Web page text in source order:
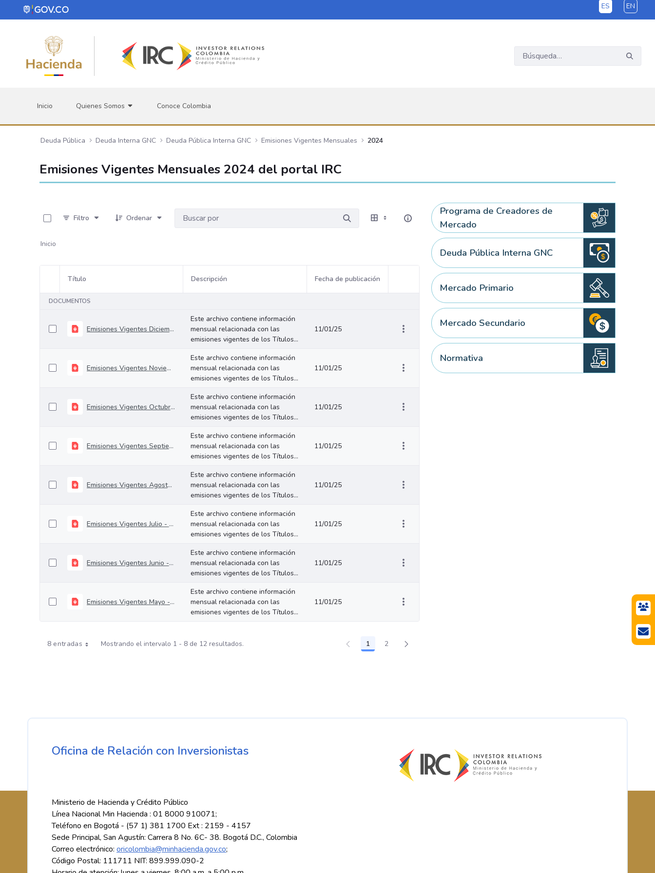
Saltar al contenido principal ES EN
Inicio Quienes Somos Conoce Colombia
Deuda Pública Deuda Interna GNC Deuda Pública Interna GNC Emisiones Vigentes Mensuales 2024
Emisiones Vigentes Mensuales 2024 del portal IRC
Filtro
Ordenar
Inicio
Selección del elemento
Título Descripción Fecha de publicación
Acciones del elemento
DOCUMENTOS
Emisiones Vigentes Diciembre - 2024
Este archivo contiene información
mensual relacionada con las
emisiones vigentes de los Títulos...
11/01/25
Emisiones Vigentes Noviembre - 2024
Este archivo contiene información
mensual relacionada con las
emisiones vigentes de los Títulos...
11/01/25
Emisiones Vigentes Octubre - 2024
Este archivo contiene información
mensual relacionada con las
emisiones vigentes de los Títulos...
11/01/25
Emisiones Vigentes Septiembre - 2024
Este archivo contiene información
mensual relacionada con las
emisiones vigentes de los Títulos...
11/01/25
Emisiones Vigentes Agosto - 2024
Este archivo contiene información
mensual relacionada con las
emisiones vigentes de los Títulos...
11/01/25
Emisiones Vigentes Julio - 2024
Este archivo contiene información
mensual relacionada con las
emisiones vigentes de los Títulos...
11/01/25
Emisiones Vigentes Junio - 2024
Este archivo contiene información
mensual relacionada con las
emisiones vigentes de los Títulos...
11/01/25
Emisiones Vigentes Mayo - 2024
Este archivo contiene información
mensual relacionada con las
emisiones vigentes de los Títulos...
11/01/25
8 entradas Mostrando el intervalo 1 - 8 de 12 resultados. Página
1 Página
2
Programa de Creadores de
Mercado
Deuda Pública Interna GNC
Mercado Primario
Mercado Secundario
Normativa
Oficina de Relación con Inversionistas
Ministerio de Hacienda y Crédito Público
Línea Nacional Min Hacienda : 01 8000 910071;
Teléfono en Bogotá - (57 1) 381 1700 Ext : 2159 - 4157
Sede Principal, San Agustín: Carrera 8 No. 6C- 38. Bogotá D.C., Colombia
Correo electrónico: oricolombia@minhacienda.gov.co;
Código Postal: 111711 NIT: 899.999.090-2